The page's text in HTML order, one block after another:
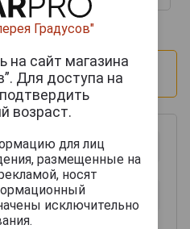
Градусов"
на сайт магазина
Для доступа на
возраст.
для лиц
размещенные на
носят
исключительно